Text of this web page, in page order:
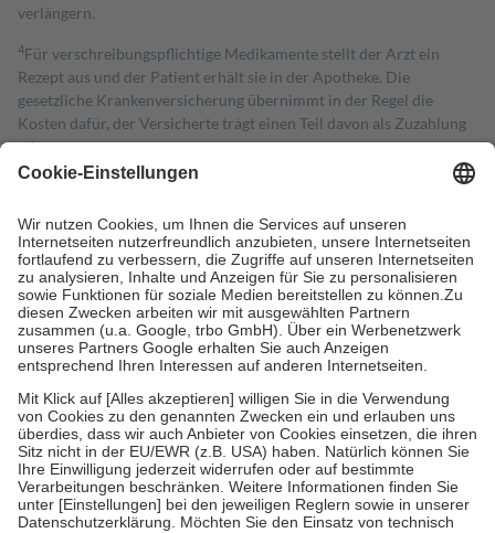
verlängern.
4Für verschreibungspflichtige Medikamente stellt der Arzt ein
Rezept aus und der Patient erhält sie in der Apotheke. Die
gesetzliche Krankenversicherung übernimmt in der Regel die
Kosten dafür, der Versicherte trägt einen Teil davon als Zuzahlung
mit.
Grundsätzlich leisten Mitglieder Zuzahlungen in Höhe von zehn
höchstens zehn Euro.
Es sind jedoch nie mehr als die tatsächlichen
Kosten der Leistung zu entrichten.
Diese Regeln gelten grundsätzlich auch für Online-Apotheken.
Bei Heilmitteln und häuslicher Krankenpflege beträgt die
Zuzahlung zehn Prozent der Kosten sowie zehn Euro je
Verordnung.
Um das Engagement der Versicherten für ihre eigene Gesundheit zu
stärken und die besondere Stellung der Familie zu unterstützen,
fallenkeine Zuzahlungenan bei:
• Kindern und Jugendlichen bis zum vollendeten 18. Lebensjahr
mit Ausnahme der Fahrkosten
• Untersuchungen zur Vorsorge und Früherkennung, die von der
GKV getragen werden
• empfohlenen Schutzimpfungen